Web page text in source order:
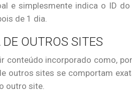
e simplesmente indica o ID
de 1 dia.
OUTROS SITES
conteúdo incorporado como,
outros sites se comportam
outro site.